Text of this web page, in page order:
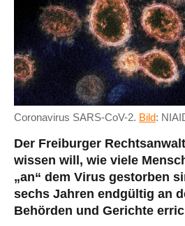
Coronavirus SARS-CoV-2. Bild:
Der Freiburger
wissen will, wie viele
„an“ dem Virus gestorben
sechs Jahren endgültig an
Behörden und Gerichte